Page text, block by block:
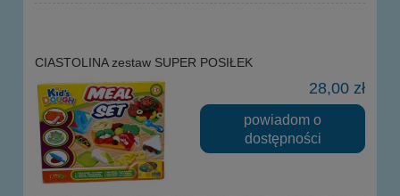
CIASTOLINA zestaw SUPER POSIŁEK
28,00 zł
powiadom o
dostępności